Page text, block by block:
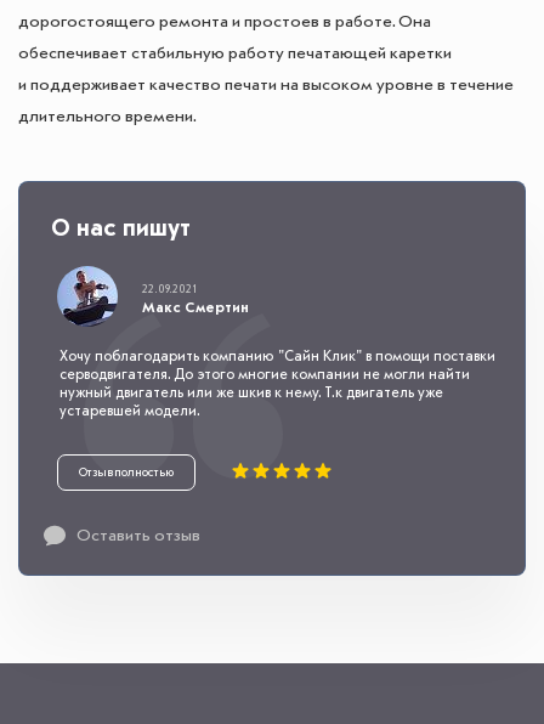
дорогостоящего ремонта и простоев в работе. Она
обеспечивает стабильную работу печатающей каретки
и поддерживает качество печати на высоком уровне в течение
длительного времени.
О нас пишут
Оставить отзыв
22.09.2021
Макс Смертин
Хочу поблагодарить компанию "Сайн Клик" в помощи поставки
серводвигателя. До этого многие компании не могли найти
нужный двигатель или же шкив к нему. Т.к двигатель уже
устаревшей модели.
Отзыв полностью